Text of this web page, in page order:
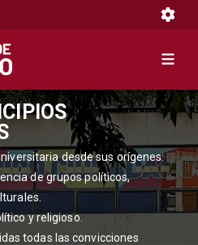
desde sus orígenes:
de grupos políticos,
y religioso.
todas las convicciones